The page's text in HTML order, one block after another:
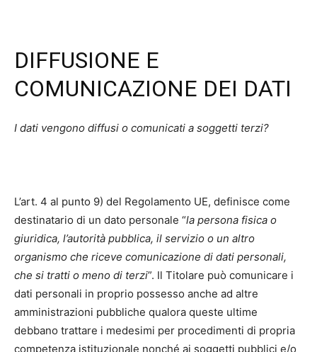
DIFFUSIONE E
COMUNICAZIONE DEI DATI
I dati vengono diffusi o comunicati a soggetti terzi?
L’art. 4 al punto 9) del Regolamento UE, definisce come
destinatario di un dato personale “la persona fisica o
giuridica, l’autorità pubblica, il servizio o un altro
organismo che riceve comunicazione di dati personali,
che si tratti o meno di terzi”. Il Titolare può comunicare i
dati personali in proprio possesso anche ad altre
amministrazioni pubbliche qualora queste ultime
debbano trattare i medesimi per procedimenti di propria
competenza istituzionale nonché ai soggetti pubblici e/o